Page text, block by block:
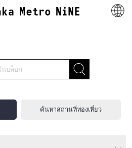
ค้นหาสถานที่ท่องเที่ยว